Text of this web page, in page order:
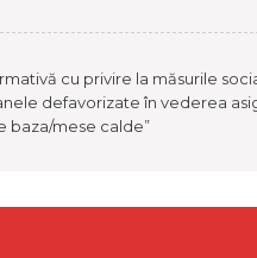
cu privire la măsurile
defavorizate în vederea
baza/mese calde”